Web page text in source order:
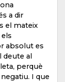
a dir
el mateix
absolut es
deute al
perquè
I que